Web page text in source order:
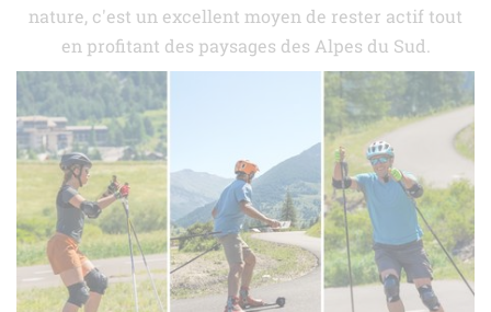
nature, c'est un excellent moyen de rester actif tout
en profitant des paysages des Alpes du Sud.